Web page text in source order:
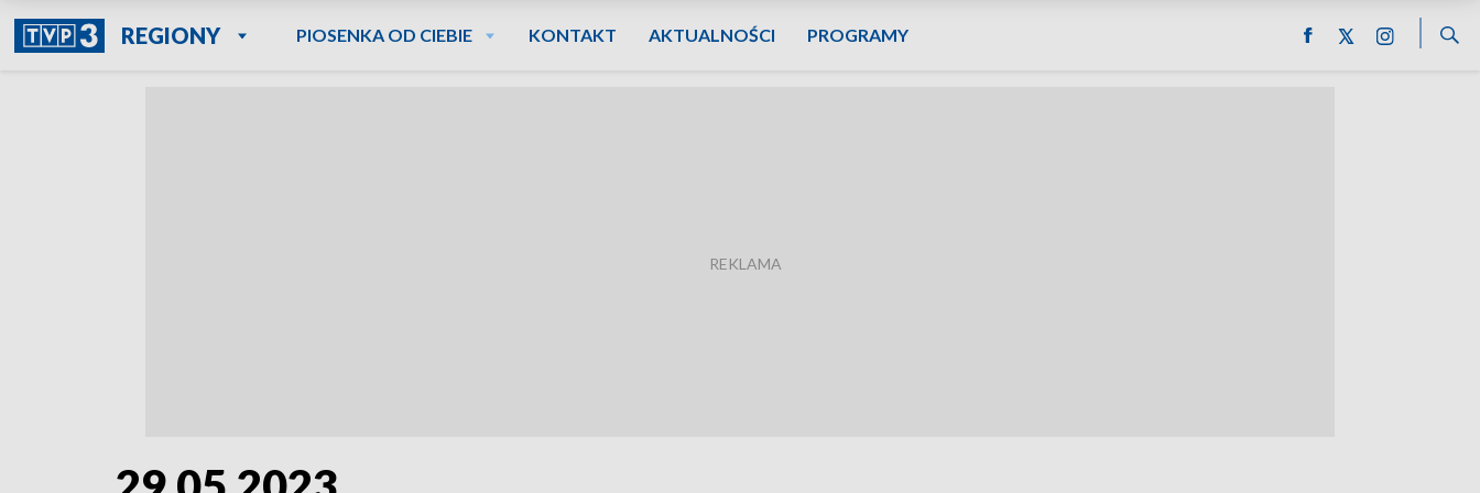
REGIONY PIOSENKA OD CIEBIE KONTAKT AKTUALNOŚCI PROGRAMY